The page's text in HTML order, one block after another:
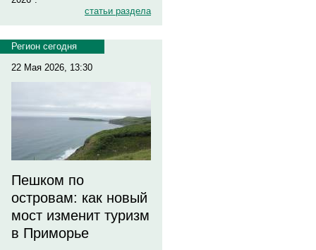
статьи раздела
Регион сегодня
22 Мая 2026, 13:30
Пешком по
островам: как новый
мост изменит туризм
в Приморье